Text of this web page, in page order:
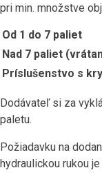
pri min. množstve
Od 1 do 7 paliet
Nad 7 paliet
Príslušenstvo s
Dodávateľ si za
paletu.
Požiadavku na
hydraulickou rukou